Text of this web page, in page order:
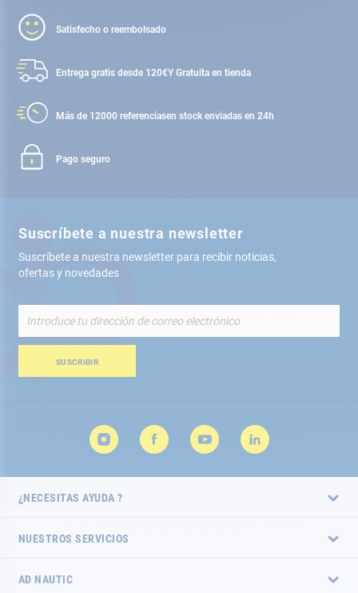
Satisfecho o reembolsado
Entrega gratis desde 120€Y Gratuita en tienda
Más de 12000 referenciasen stock enviadas en 24h
Pago seguro
Suscríbete a nuestra newsletter
Suscríbete a nuestra newsletter para recibir noticias,
ofertas y novedades
nuestro
de
SUSCRIBIR
¿NECESITAS AYUDA ?
NUESTROS SERVICIOS
AD NAUTIC